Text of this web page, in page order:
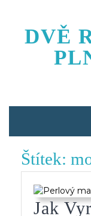
content
DVĚ
Štítek:
Jak